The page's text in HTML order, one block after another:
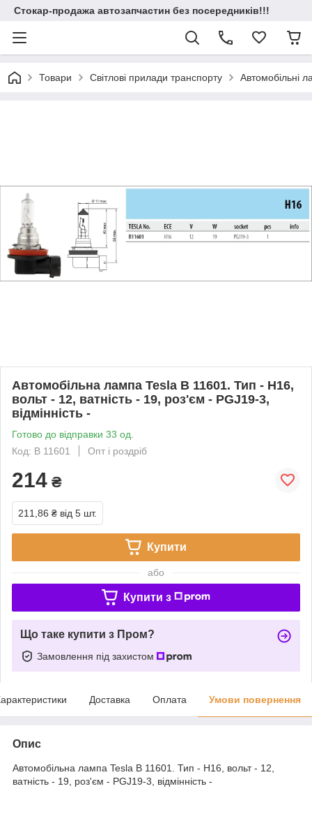
Стокар-продажа автозапчастин без посередників!!!
Товари Світлові прилади транспорту Автомобільні
Автомобільна лампа Tesla B 11601. Тип - H16,
вольт - 12, ватність - 19, роз'єм - PGJ19-3,
відмінність -
Готово до відправки 33 од.
Код: B 11601
Опт і роздріб
214 ₴
211,86 ₴ від 5 шт.
Купити
або
Купити з
Що таке купити з Пром?
Замовлення під захистом
Доставка Оплата Умови повернення
Опис
Автомобільна лампа Tesla B 11601. Тип - H16, вольт - 12,
ватність - 19, роз'єм - PGJ19-3, відмінність -